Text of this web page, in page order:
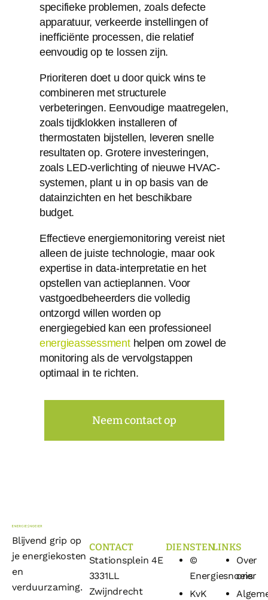
specifieke problemen, zoals defecte
apparatuur, verkeerde instellingen of
inefficiënte processen, die relatief
eenvoudig op te lossen zijn.
Prioriteren doet u door quick wins te
combineren met structurele
verbeteringen. Eenvoudige maatregelen,
zoals tijdklokken installeren of
thermostaten bijstellen, leveren snelle
resultaten op. Grotere investeringen,
zoals LED-verlichting of nieuwe HVAC-
systemen, plant u in op basis van de
datainzichten en het beschikbare
budget.
Effectieve energiemonitoring vereist niet
alleen de juiste technologie, maar ook
expertise in data-interpretatie en het
opstellen van actieplannen. Voor
vastgoedbeheerders die volledig
ontzorgd willen worden op
energiegebied kan een professioneel
energieassessmenthelpen om zowel de
monitoring als de vervolgstappen
optimaal in te richten.
Neem contact op
Blijvend grip op
je energiekosten
en
verduurzaming.
CONTACT
Stationsplein 4E
3331LL
Zwijndrecht
DIENSTEN
©
Energiesnoeier
KvK
LINKS
Over
ons